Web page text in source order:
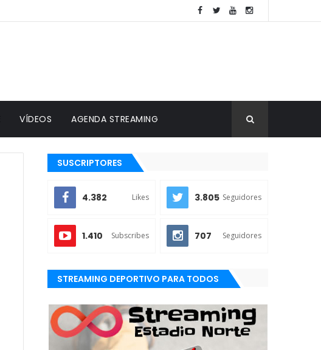
VÍDEOS AGENDA STREAMING
SUSCRIPTORES
4.382 Likes 3.805 Seguidores
1.410 Subscribes 707 Seguidores
STREAMING DEPORTIVO PARA TODOS